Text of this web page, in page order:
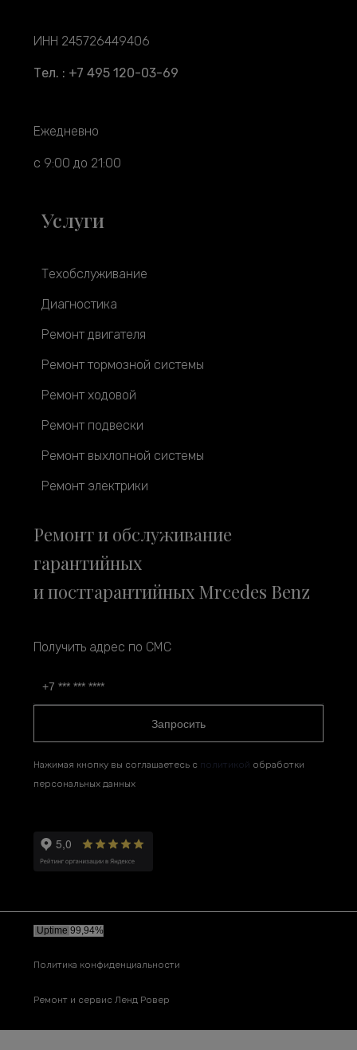
ИНН 245726449406
Тел. : +7 495 120-03-69
Ежедневно
с 9:00 до 21:00
Услуги
Техобслуживание
Диагностика
Ремонт двигателя
Ремонт тормозной системы
Ремонт ходовой
Ремонт подвески
Ремонт выхлопной системы
Ремонт электрики
Ремонт и обслуживание
гарантийных
и постгарантийных Mrcedes Benz
Получить адрес по СМС
Запросить
Нажимая кнопку вы соглашаетесь с политикой обработки
персональных данных
Политика конфиденциальности
Ремонт и сервис Ленд Ровер